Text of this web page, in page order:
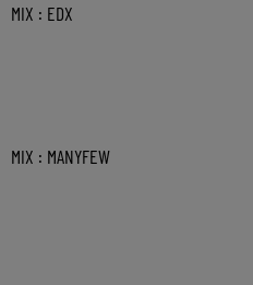
MIX : EDX
MIX : MANYFEW